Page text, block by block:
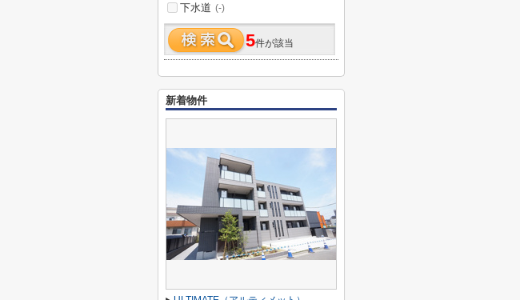
下水道 (-)
5件が該当
新着物件